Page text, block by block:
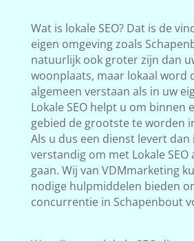
Wat is lokale SEO? Dat is de
eigen omgeving zoals
natuurlijk ook groter zijn dan
woonplaats, maar lokaal word
algemeen verstaan als in uw
Lokale SEO helpt u om binnen
gebied de grootste te worden
Als u dus een dienst levert dan
verstandig om met Lokale SEO
gaan. Wij van VDMmarketing
nodige hulpmiddelen bieden
concurrentie in Schapenbout